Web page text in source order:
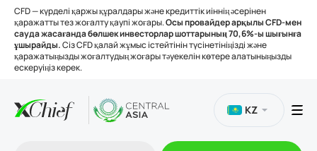
CFD — күрделі қаржы құралдары және кредиттік иіннің әсерінен
қаражатты тез жоғалту қаупі жоғары.Осы провайдер арқылы CFD-мен
сауда жасағанда бөлшек инвесторлар шоттарының 70,6%-ы шығынға
ұшырайды.Сіз CFD қалай жұмыс істейтінін түсінетініңізді және
қаражатыңызды жоғалтудың жоғары тәуекелін көтере алатыныңызды
ескеруіңіз керек.
KZ